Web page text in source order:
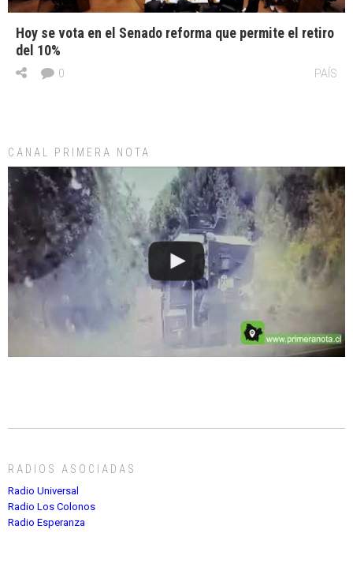
Hoy se vota en el Senado reforma que permite el retiro
del 10%
PAÍS
0
CANAL PRIMERA NOTA
RADIOS ASOCIADAS
Radio Universal
Radio Los Colonos
Radio Esperanza